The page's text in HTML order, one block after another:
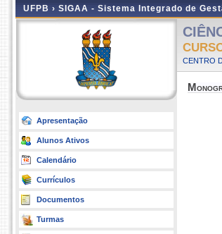
UFPB › SIGAA - Sistema Integrado de
Apresentação
Alunos Ativos
Calendário
Currículos
Documentos
Turmas
CENTRO